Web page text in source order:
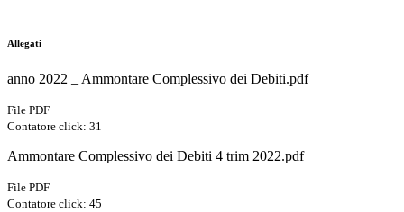
Allegati
anno 2022 _ Ammontare Complessivo dei Debiti.pdf
File PDF
Contatore click: 31
Ammontare Complessivo dei Debiti 4 trim 2022.pdf
File PDF
Contatore click: 45